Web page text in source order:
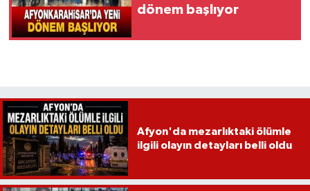
dönem başlıyor
Afyon'da mezarlıktaki ölümle
ilgili olayın detayları belli oldu